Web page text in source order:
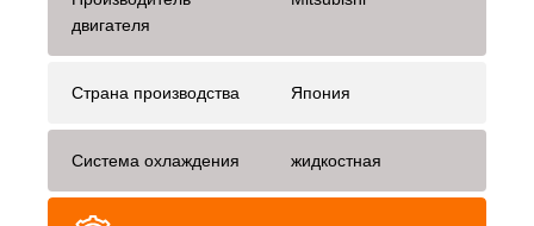
двигателя
Страна производства Япония
Система охлаждения жидкостная